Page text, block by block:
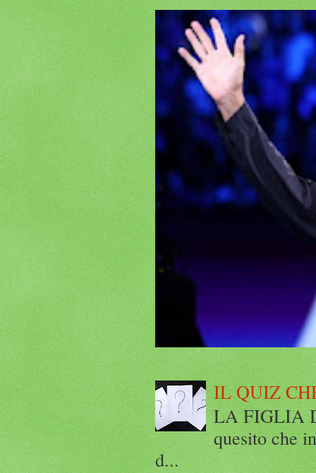
IL QUIZ
LA FIGLIA
quesito che
d...